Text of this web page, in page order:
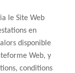
le Site Web
en
disponible
Web, y
conditions